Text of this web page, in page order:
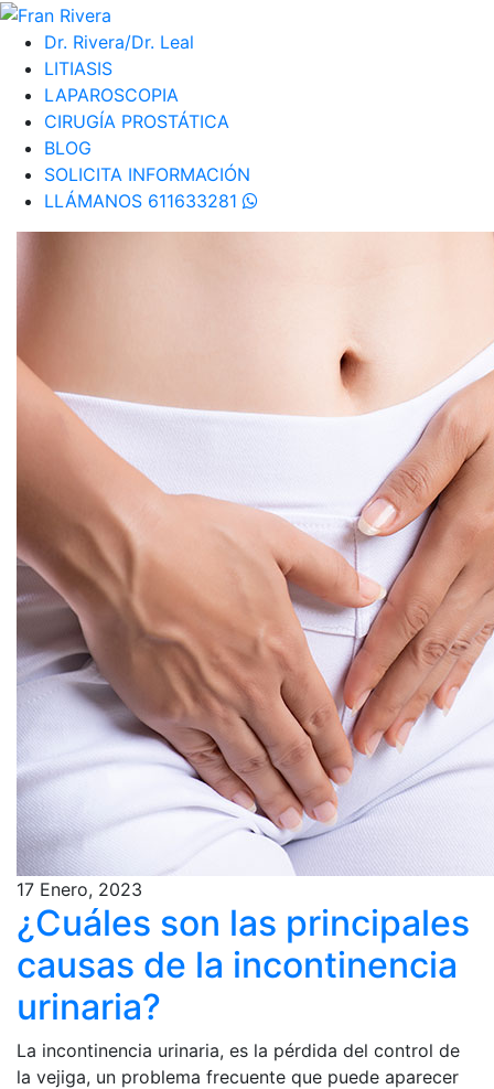
Dr. Rivera/Dr. Leal
LITIASIS
LAPAROSCOPIA
CIRUGÍA PROSTÁTICA
BLOG
SOLICITA INFORMACIÓN
LLÁMANOS 611633281
17 Enero, 2023
¿Cuáles son las principales
causas de la incontinencia
urinaria?
La incontinencia urinaria, es la pérdida del control de
la vejiga, un problema frecuente que puede aparecer